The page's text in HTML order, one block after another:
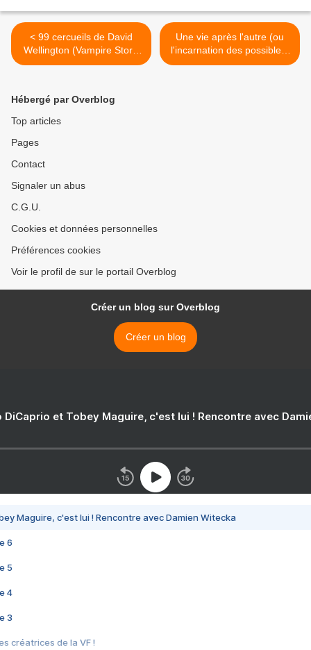
< 99 cercueils de David
Wellington (Vampire Story,
Tome 2)
Une vie après l'autre (ou
l'incarnation des possibles)
de Frankie Ventana >
Hébergé par Overblog
Top articles
Pages
Contact
Signaler un abus
C.G.U.
Cookies et données personnelles
Préférences cookies
Voir le profil de sur le portail Overblog
Créer un blog sur Overblog
Créer un blog
DiCaprio et Tobey Maguire, c'est lui ! Rencontre avec
Maguire, c'est lui ! Rencontre avec Damien Witecka
6
5
4
3
créatrices de la VF !